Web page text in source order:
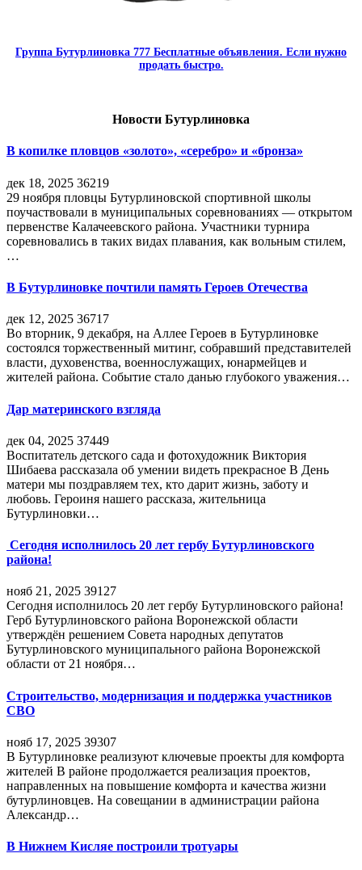
Группа Бутурлиновка 777 Бесплатные объявления. Если нужно
продать быстро.
Новости Бутурлиновка
В копилке пловцов «золото», «серебро» и «бронза»
дек 18, 2025 36219
29 ноября пловцы Бутурлиновской спортивной школы
поучаствовали в муниципальных соревнованиях — открытом
первенстве Калачеевского района. Участники турнира
соревновались в таких видах плавания, как вольным стилем,
…
В Бутурлиновке почтили память Героев Отечества
дек 12, 2025 36717
Во вторник, 9 декабря, на Аллее Героев в Бутурлиновке
состоялся торжественный митинг, собравший представителей
власти, духовенства, военнослужащих, юнармейцев и
жителей района. Событие стало данью глубокого уважения…
Дар материнского взгляда
дек 04, 2025 37449
Воспитатель детского сада и фотохудожник Виктория
Шибаева рассказала об умении видеть прекрасное В День
матери мы поздравляем тех, кто дарит жизнь, заботу и
любовь. Героиня нашего рассказа, жительница
Бутурлиновки…
Сегодня исполнилось 20 лет гербу Бутурлиновского
района!
нояб 21, 2025 39127
Сегодня исполнилось 20 лет гербу Бутурлиновского района!
Герб Бутурлиновского района Воронежской области
утверждён решением Совета народных депутатов
Бутурлиновского муниципального района Воронежской
области от 21 ноября…
Строительство, модернизация и поддержка участников
СВО
нояб 17, 2025 39307
В Бутурлиновке реализуют ключевые проекты для комфорта
жителей В районе продолжается реализация проектов,
направленных на повышение комфорта и качества жизни
бутурлиновцев. На совещании в администрации района
Александр…
В Нижнем Кисляе построили тротуары